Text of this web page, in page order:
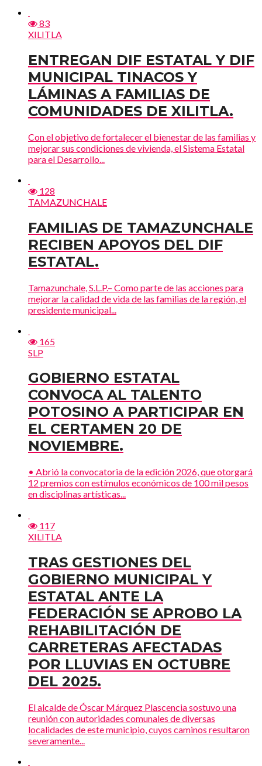
83
XILITLA
ENTREGAN DIF ESTATAL Y DIF
MUNICIPAL TINACOS Y
LÁMINAS A FAMILIAS DE
COMUNIDADES DE XILITLA.
Con el objetivo de fortalecer el bienestar de las familias y
mejorar sus condiciones de vivienda, el Sistema Estatal
para el Desarrollo...
128
TAMAZUNCHALE
FAMILIAS DE TAMAZUNCHALE
RECIBEN APOYOS DEL DIF
ESTATAL.
Tamazunchale, S.L.P.– Como parte de las acciones para
mejorar la calidad de vida de las familias de la región, el
presidente municipal...
165
SLP
GOBIERNO ESTATAL
CONVOCA AL TALENTO
POTOSINO A PARTICIPAR EN
EL CERTAMEN 20 DE
NOVIEMBRE.
• Abrió la convocatoria de la edición 2026, que otorgará
12 premios con estímulos económicos de 100 mil pesos
en disciplinas artísticas...
117
XILITLA
TRAS GESTIONES DEL
GOBIERNO MUNICIPAL Y
ESTATAL ANTE LA
FEDERACIÓN SE APROBO LA
REHABILITACIÓN DE
CARRETERAS AFECTADAS
POR LLUVIAS EN OCTUBRE
DEL 2025.
El alcalde de Óscar Márquez Plascencia sostuvo una
reunión con autoridades comunales de diversas
localidades de este municipio, cuyos caminos resultaron
severamente...